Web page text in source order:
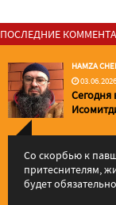
ПОСЛЕДНИЕ
HAMZA
Сегодня
Со скорбью к
притеснителям,
будет